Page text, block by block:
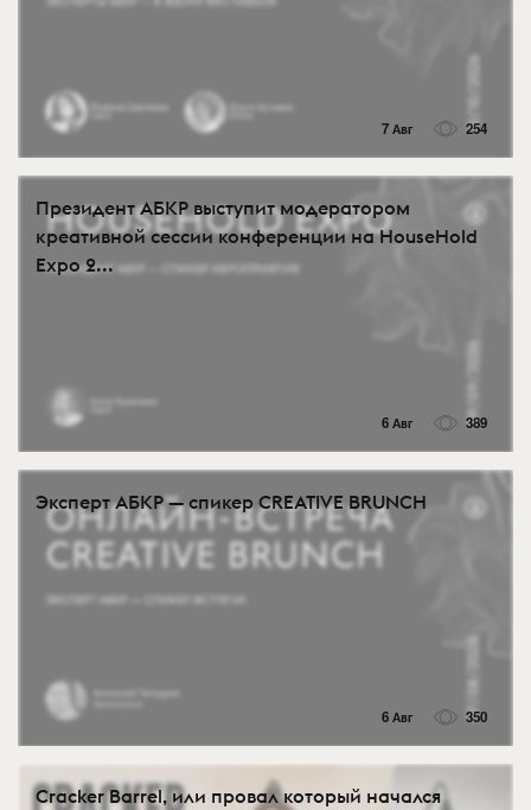
7 Авг 254
Президент АБКР выступит модератором
креативной сессии конференции на HouseHold
Expo 2...
6 Авг 389
Эксперт АБКР — спикер CREATIVE BRUNCH
6 Авг 350
Cracker Barrel, или провал который начался